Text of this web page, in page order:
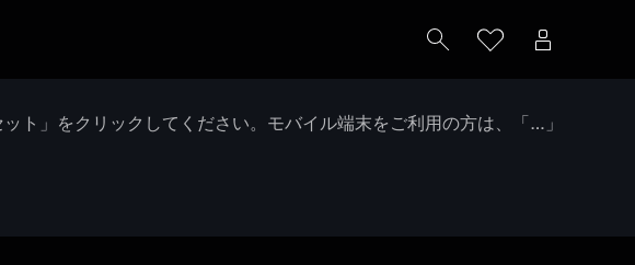
ト」をクリックしてください。モバイル端末をご利用の方は、「…」